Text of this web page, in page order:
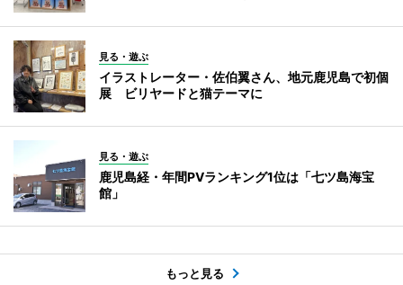
見る・遊ぶ
イラストレーター・佐伯翼さん、地元鹿児島で初個
展 ビリヤードと猫テーマに
見る・遊ぶ
鹿児島経・年間PVランキング1位は「七ツ島海宝
館」
もっと見る